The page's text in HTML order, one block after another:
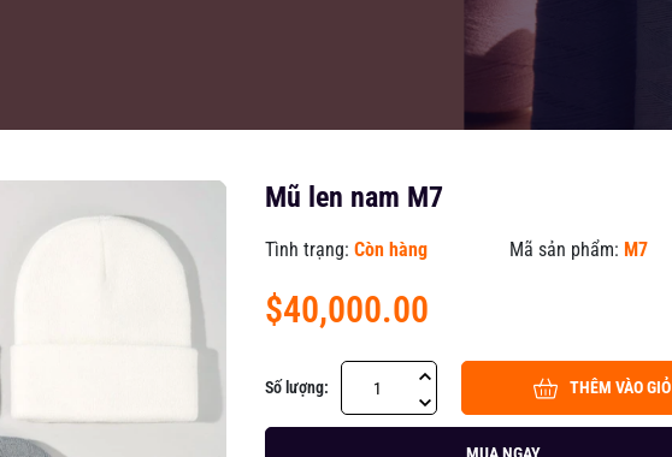
Mũ len nam M7
Tình trạng: Còn hàng Mã sản phẩm: M7
$40,000.00
Số lượng: THÊM VÀO GIỎ